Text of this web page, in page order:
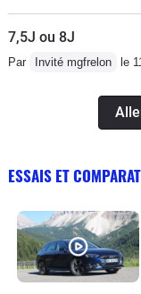
7,5J ou 8J
Par Invité mgfrelon le
ESSAIS ET